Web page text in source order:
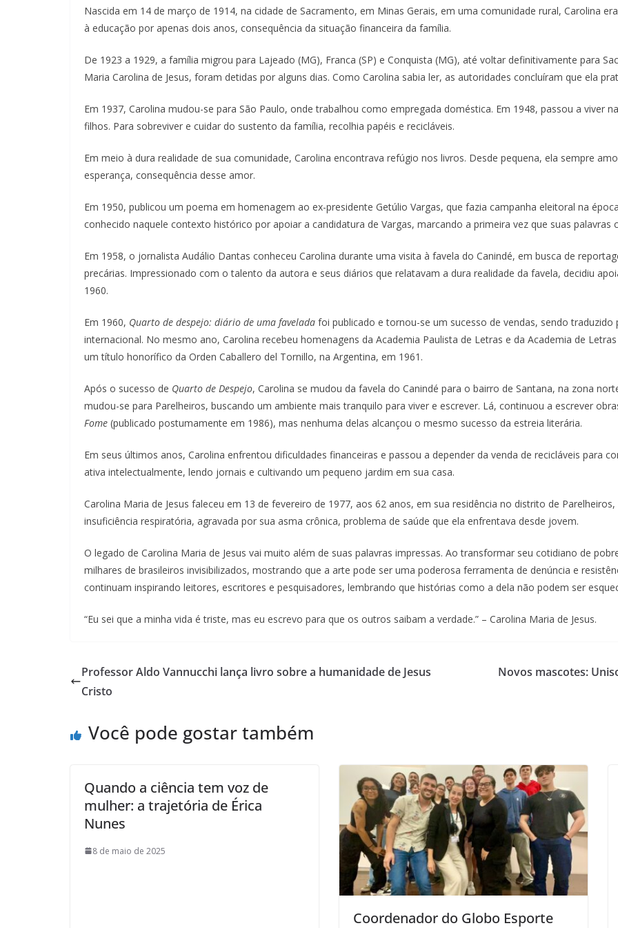
Nascida em 14 de março de 1914, na cidade de Sacramento, em Minas Gerais, em uma comunidade rural, Carolina
à educação por apenas dois anos, consequência da situação financeira da família.
De 1923 a 1929, a família migrou para Lajeado (MG), Franca (SP) e Conquista (MG), até voltar definitivamente para
Maria Carolina de Jesus, foram detidas por alguns dias. Como Carolina sabia ler, as autoridades concluíram que ela
Em 1937, Carolina mudou-se para São Paulo, onde trabalhou como empregada doméstica. Em 1948, passou a viver
filhos. Para sobreviver e cuidar do sustento da família, recolhia papéis e recicláveis.
Em meio à dura realidade de sua comunidade, Carolina encontrava refúgio nos livros. Desde pequena, ela sempre
esperança, consequência desse amor.
Em 1950, publicou um poema em homenagem ao ex-presidente Getúlio Vargas, que fazia campanha eleitoral na
conhecido naquele contexto histórico por apoiar a candidatura de Vargas, marcando a primeira vez que suas palavras
Em 1958, o jornalista Audálio Dantas conheceu Carolina durante uma visita à favela do Canindé, em busca de
precárias. Impressionado com o talento da autora e seus diários que relatavam a dura realidade da favela, decidiu
1960.
Em 1960, Quarto de despejo: diário de uma favelada foi publicado e tornou-se um sucesso de vendas, sendo
internacional. No mesmo ano, Carolina recebeu homenagens da Academia Paulista de Letras e da Academia de
um título honorífico da Orden Caballero del Tornillo, na Argentina, em 1961.
Após o sucesso de Quarto de Despejo, Carolina se mudou da favela do Canindé para o bairro de Santana, na zona
mudou-se para Parelheiros, buscando um ambiente mais tranquilo para viver e escrever. Lá, continuou a escrever
Fome (publicado postumamente em 1986), mas nenhuma delas alcançou o mesmo sucesso da estreia literária.
Em seus últimos anos, Carolina enfrentou dificuldades financeiras e passou a depender da venda de recicláveis para
ativa intelectualmente, lendo jornais e cultivando um pequeno jardim em sua casa.
Carolina Maria de Jesus faleceu em 13 de fevereiro de 1977, aos 62 anos, em sua residência no distrito de
insuficiência respiratória, agravada por sua asma crônica, problema de saúde que ela enfrentava desde jovem.
O legado de Carolina Maria de Jesus vai muito além de suas palavras impressas. Ao transformar seu cotidiano de
milhares de brasileiros invisibilizados, mostrando que a arte pode ser uma poderosa ferramenta de denúncia e
continuam inspirando leitores, escritores e pesquisadores, lembrando que histórias como a dela não podem ser
“Eu sei que a minha vida é triste, mas eu escrevo para que os outros saibam a verdade.” – Carolina Maria de Jesus.
Professor Aldo Vannucchi lança livro sobre a humanidade de Jesus
Cristo
Novos mascotes:
Você pode gostar também
Quando a ciência tem voz de
mulher: a trajetória de Érica
Nunes
8 de maio de 2025
Coordenador do Globo Esporte